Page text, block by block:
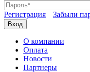
Регистрация Забыли
Вход
О компании
Оплата
Новости
Партнеры